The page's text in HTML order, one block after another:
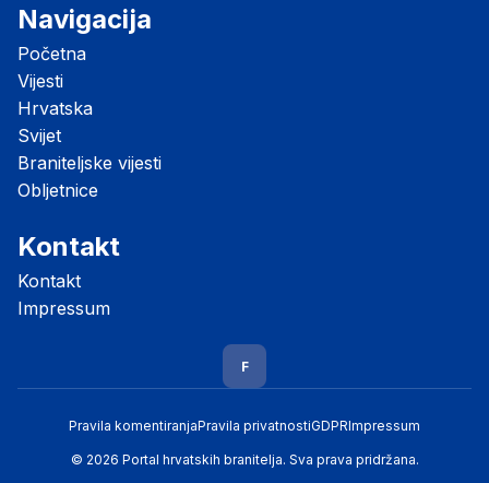
Navigacija
Početna
Vijesti
Hrvatska
Svijet
Braniteljske vijesti
Obljetnice
Kontakt
Kontakt
Impressum
F
Pravila komentiranjaPravila privatnostiGDPRImpressum
© 2026 Portal hrvatskih branitelja. Sva prava pridržana.